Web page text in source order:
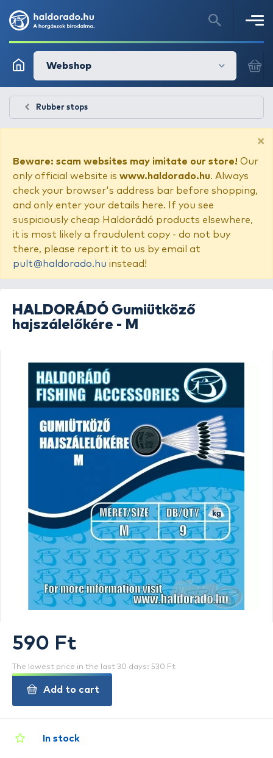
Webshop
Rubber stops
×
Beware: scam websites may imitate our store! Our
only official website is www.haldorado.hu. Always
check your browser's address bar before shopping,
and only enter your details here. If you see
suspiciously cheap Haldorádó products elsewhere,
it is most likely a fraudulent copy - do not buy
there, please report it to us by email at
pult@haldorado.hu instead!
HALDORÁDÓ Gumiütköző
hajszálelőkére - M
In stock
590 Ft
The lowest price in the last 30 days: 530 Ft
Add to cart